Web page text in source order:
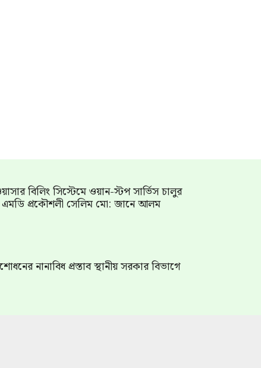
বিলিং সিস্টেমে ওয়ান-স্টপ সার্ভিস চালুর
এমডি প্রকৌশলী সেলিম মো: জানে আলম
নানাবিধ প্রস্তাব স্থানীয় সরকার বিভাগে